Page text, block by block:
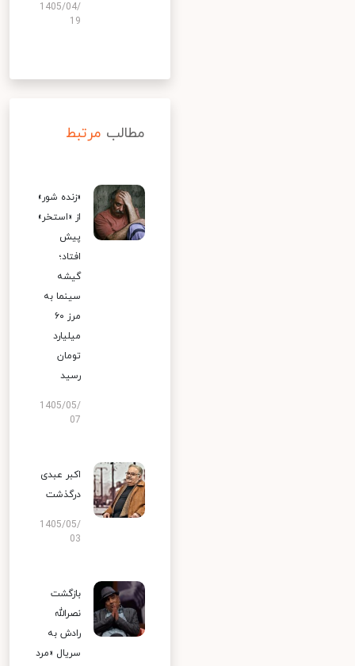
1405/04/
19
مطالب مرتبط
«زنده شور»
از «استخر»
پیش
افتاد؛
گیشه
سینما به
مرز ۶۰
میلیارد
تومان
رسید
1405/05/
07
اکبر عبدی
درگذشت
1405/05/
03
بازگشت
نصرالله
رادش به
سریال «مرد